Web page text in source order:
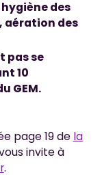
des
aération des
pas se
10
GEM.
page 19 de la
invite à
.